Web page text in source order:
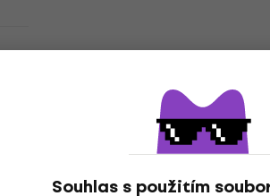
Souhlas s použitím
Ernie Ball Tim Henson
Nylonové struny pro klasickou kytaru